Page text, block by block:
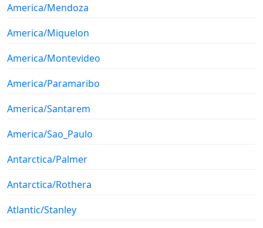
America/Mendoza
America/Miquelon
America/Montevideo
America/Paramaribo
America/Santarem
America/Sao_Paulo
Antarctica/Palmer
Antarctica/Rothera
Atlantic/Stanley